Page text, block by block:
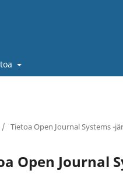
/ Tietoa Open Journal Systems -
Open Journal